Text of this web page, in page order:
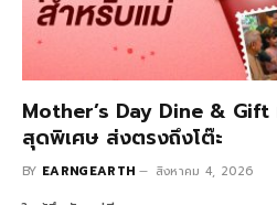
Mother’s Day Dine &
สุดพิเศษ ส่งตรงถึงโต๊ะ
BY EARNGEARTH สิงหาคม 4, 2026